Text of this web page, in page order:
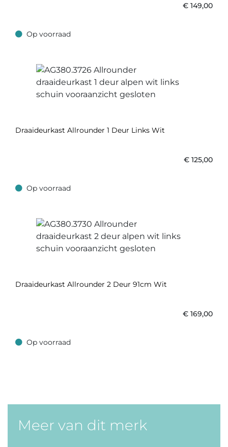
€ 149,00
Op voorraad
Op voorraad
Draaideurkast Allrounder 1 Deur Links Wit
€ 125,00
Op voorraad
Op voorraad
Draaideurkast Allrounder 2 Deur 91cm Wit
€ 169,00
Op voorraad
Op voorraad
Meer van dit merk